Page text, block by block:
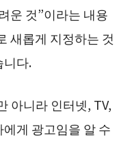
운 것”이라는 내용
새롭게 지정하는 것
니다.
아니라 인터넷, TV,
게 광고임을 알 수